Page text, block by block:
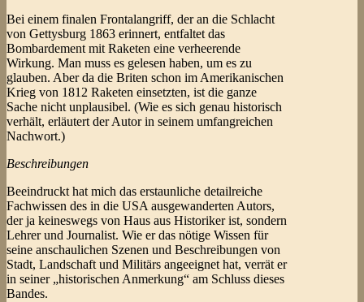
Bei einem finalen Frontalangriff, der an die Schlacht
von Gettysburg 1863 erinnert, entfaltet das
Bombardement mit Raketen eine verheerende
Wirkung. Man muss es gelesen haben, um es zu
glauben. Aber da die Briten schon im Amerikanischen
Krieg von 1812 Raketen einsetzten, ist die ganze
Sache nicht unplausibel. (Wie es sich genau historisch
verhält, erläutert der Autor in seinem umfangreichen
Nachwort.)
Beschreibungen
Beeindruckt hat mich das erstaunliche detailreiche
Fachwissen des in die USA ausgewanderten Autors,
der ja keineswegs von Haus aus Historiker ist, sondern
Lehrer und Journalist. Wie er das nötige Wissen für
seine anschaulichen Szenen und Beschreibungen von
Stadt, Landschaft und Militärs angeeignet hat, verrät er
in seiner „historischen Anmerkung“ am Schluss dieses
Bandes.